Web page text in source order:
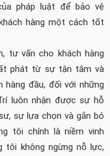
pháp luật để bảo vệ
hàng một cách tốt
vấn cho khách hàng
phát từ sự tận tâm và
hàng đầu, đối với những
luôn nhận được sự hỗ
sự lựa chọn và gắn bó
tôi chính là niềm vinh
tôi không ngừng nỗ lực,